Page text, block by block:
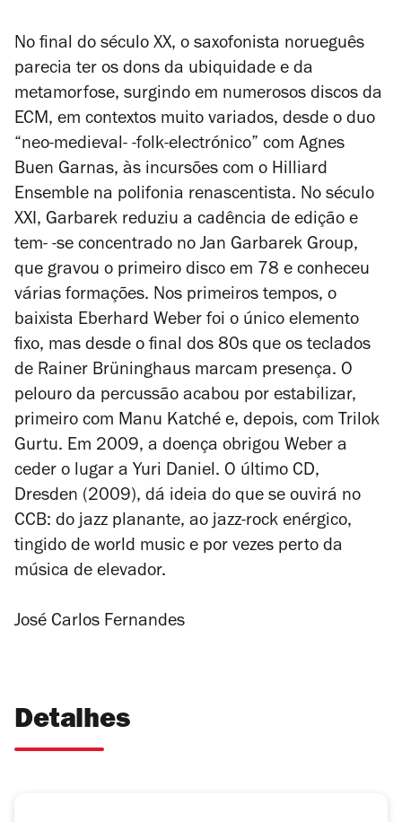
No final do século XX, o saxofonista norueguês
parecia ter os dons da ubiquidade e da
metamorfose, surgindo em numerosos discos da
ECM, em contextos muito variados, desde o duo
“neo-medieval- -folk-electrónico” com Agnes
Buen Garnas, às incursões com o Hilliard
Ensemble na polifonia renascentista. No século
XXI, Garbarek reduziu a cadência de edição e
tem- -se concentrado no Jan Garbarek Group,
que gravou o primeiro disco em 78 e conheceu
várias formações. Nos primeiros tempos, o
baixista Eberhard Weber foi o único elemento
fixo, mas desde o final dos 80s que os teclados
de Rainer Brüninghaus marcam presença. O
pelouro da percussão acabou por estabilizar,
primeiro com Manu Katché e, depois, com Trilok
Gurtu. Em 2009, a doença obrigou Weber a
ceder o lugar a Yuri Daniel. O último CD,
Dresden (2009), dá ideia do que se ouvirá no
CCB: do jazz planante, ao jazz-rock enérgico,
tingido de world music e por vezes perto da
música de elevador.
José Carlos Fernandes
Detalhes